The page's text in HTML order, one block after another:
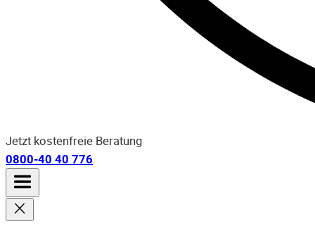
Jetzt kostenfreie Beratung
0800-40 40 776